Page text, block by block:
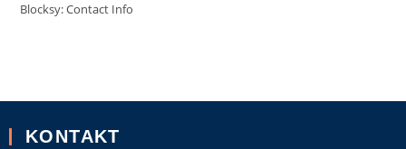
Blocksy: Contact Info
KONTAKT